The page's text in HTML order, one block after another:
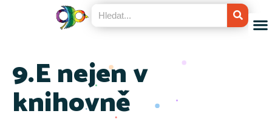
9.E nejen v
knihovně